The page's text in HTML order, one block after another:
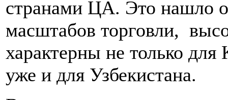
странами ЦА. Это нашло
масштабов торговли,
характерны не только
уже и для Узбекистана.